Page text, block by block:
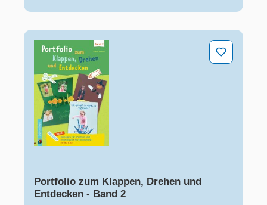
Portfolio zum Klappen, Drehen und Entdecken - Band 2
Portfolio zum Klappen, Drehen und
Entdecken - Band 2